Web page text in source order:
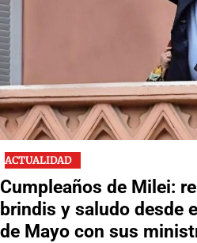
ACTUALIDAD
Cumpleaños de Milei:
brindis y saludo desde
de Mayo con sus